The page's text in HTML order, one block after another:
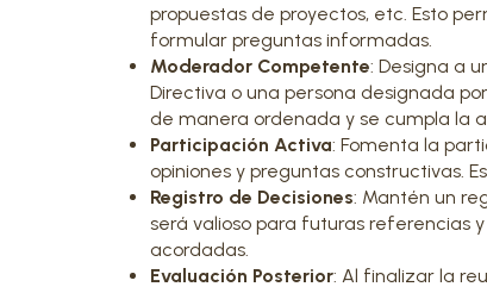
propuestas de proyectos, etc. Esto
formular preguntas informadas.
Moderador Competente: Designa a
Directiva o una persona designada
de manera ordenada y se cumpla la
Participación Activa: Fomenta la
opiniones y preguntas constructivas.
Registro de Decisiones: Mantén un
será valioso para futuras referencias
acordadas.
Evaluación Posterior: Al finalizar la